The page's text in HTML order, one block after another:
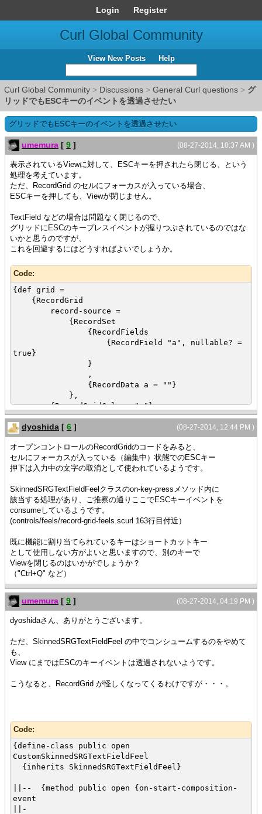
Login Register
Curl Global Community
View New Posts Help
Curl Global Community > Discussions > General Curl questions > グ
リッドでもESCキーのイベントを透過させたい
グリッドでもESCキーのイベントを透過させたい
(08-27-2014, 10:37 AM )
umemura [ 9 ]
表示されているViewに対して、ESCキーを押されたら閉じる、という
処理を考えています。
ただ、RecordGrid のセルにフォーカスが入っている場合、
ESCキーを押しても、Viewが閉じません。
TextField などの場合は問題なく閉じるので、
グリッドにESCのキープレスイベントが握りつぶされているのではな
いかと思うのですが、
これを回避するにはどうすればよいでしょうか。
Code:
{def grid =
{RecordGrid
record-source =
{RecordSet
{RecordFields
{RecordField "a", nullable? =
true}
}
,
{RecordData a = ""}
},
{RecordGridColumn "a"}
}
}
||View の FocusManager に、ESC キーで閉じるイベントを設
定する
{define-proc {add-esc v:View}:void
{if-non-null fm = {v.get-focus-manager} then
def ka =
{KeyAccel
key-accel-string = "Esc",
{v.close}
}
}
{fm.add-key-accel
ka
}
}
}
{CommandButton
label = "RecordGried の View",
{on Action do
{add-esc v}
{v.show}
{CommandButton
label = "TextField の View",
{on Action do
def v = {View {TextField }}
{v.show}
}
}
(08-27-2014, 12:44 PM )
dyoshida [ 6 ]
オープンコントロールのRecordGridのコードをみると、
セルにフォーカスが入っている（編集中）状態でのESCキー
押下は入力中の文字の取消として使われているようです。
SkinnedSRGTextFieldFeelクラスのon-key-pressメソッド内に
該当する処理があり、ご推察の通りここでESCキーイベントを
consumeしているようです。
(controls/feels/record-grid-feels.scurl 163行目付近）
既に機能に割り当てられているキーはショートカットキー
として使用しない方がよいと思いますので、別のキーで
Viewを閉じるのはいかがでしょうか？
（"Ctrl+Q" など）
(08-27-2014, 04:19 PM )
umemura [ 9 ]
dyoshidaさん、ありがとうございます。
ただ、SkinnedSRGTextFieldFeel の中でコンシュームするのをやめて
も、
View にまではESCのキーイベントは透過されないようです。
こうなると、RecordGrid が怪しくなってくるわけですが・・・。
Code:
{define-class public open
CustomSkinnedSRGTextFieldFeel
{inherits SkinnedSRGTextFieldFeel}
||-- {method public open {on-start-composition-
event
||-